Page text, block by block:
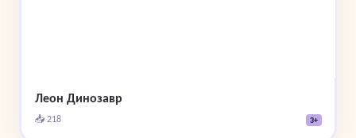
Леон Динозавр
📥 218 3+